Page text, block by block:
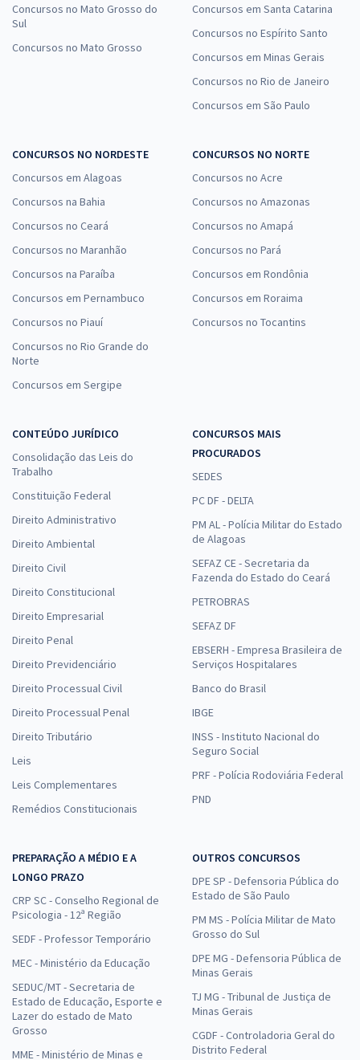
Concursos no Mato Grosso do
Sul
Concursos no Mato Grosso
Concursos em Santa Catarina
Concursos no Espírito Santo
Concursos em Minas Gerais
Concursos no Rio de Janeiro
Concursos em São Paulo
CONCURSOS NO NORDESTE
Concursos em Alagoas
Concursos na Bahia
Concursos no Ceará
Concursos no Maranhão
Concursos na Paraíba
Concursos em Pernambuco
Concursos no Piauí
Concursos no Rio Grande do
Norte
Concursos em Sergipe
CONCURSOS NO NORTE
Concursos no Acre
Concursos no Amazonas
Concursos no Amapá
Concursos no Pará
Concursos em Rondônia
Concursos em Roraima
Concursos no Tocantins
CONTEÚDO JURÍDICO
Consolidação das Leis do
Trabalho
Constituição Federal
Direito Administrativo
Direito Ambiental
Direito Civil
Direito Constitucional
Direito Empresarial
Direito Penal
Direito Previdenciário
Direito Processual Civil
Direito Processual Penal
Direito Tributário
Leis
Leis Complementares
Remédios Constitucionais
CONCURSOS MAIS
PROCURADOS
SEDES
PC DF - DELTA
PM AL - Polícia Militar do Estado
de Alagoas
SEFAZ CE - Secretaria da
Fazenda do Estado do Ceará
PETROBRAS
SEFAZ DF
EBSERH - Empresa Brasileira de
Serviços Hospitalares
Banco do Brasil
IBGE
INSS - Instituto Nacional do
Seguro Social
PRF - Polícia Rodoviária Federal
PND
PREPARAÇÃO A MÉDIO E A
LONGO PRAZO
CRP SC - Conselho Regional de
Psicologia - 12ª Região
SEDF - Professor Temporário
MEC - Ministério da Educação
SEDUC/MT - Secretaria de
Estado de Educação, Esporte e
Lazer do estado de Mato
Grosso
MME - Ministério de Minas e
OUTROS CONCURSOS
DPE SP - Defensoria Pública do
Estado de São Paulo
PM MS - Polícia Militar de Mato
Grosso do Sul
DPE MG - Defensoria Pública de
Minas Gerais
TJ MG - Tribunal de Justiça de
Minas Gerais
CGDF - Controladoria Geral do
Distrito Federal